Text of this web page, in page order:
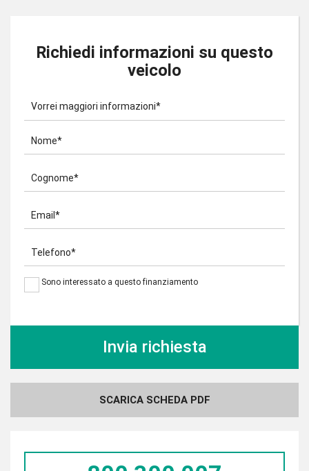
Richiedi informazioni su questo
veicolo
Vorrei maggiori informazioni*
Nome*
Cognome*
Email*
Telefono*
Sono interessato a questo finanziamento
SCARICA SCHEDA PDF